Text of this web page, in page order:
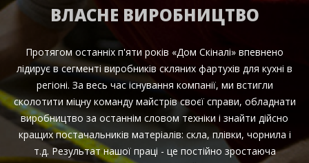
ВЛАСНЕ ВИРОБНИЦТВО
Протягом останніх п'яти років «Дом Cкіналі» впевнено
лідирує в сегменті виробників скляних фартухів для кухні в
регіоні. За весь час існування компанії, ми встигли
сколотити міцну команду майстрів своєї справи, обладнати
виробництво за останнім словом техніки і знайти дійсно
кращих постачальників матеріалів: скла, плівки, чорнила і
т.д. Результат нашої праці - це постійно зростаюча